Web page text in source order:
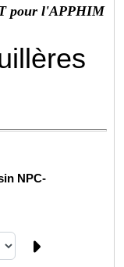
pour l'APPHIM
NPC-